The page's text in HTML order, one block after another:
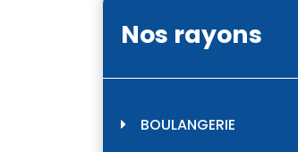
Nos rayons
BOULANGERIE